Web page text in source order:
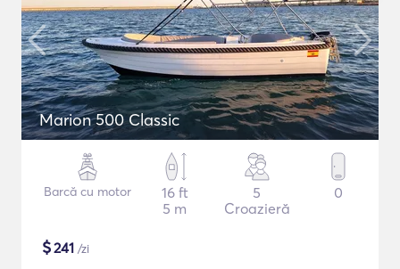
Marion 500 Classic
Barcă cu motor
16 ft
5 m
5
Croazieră
0
$241 /zi